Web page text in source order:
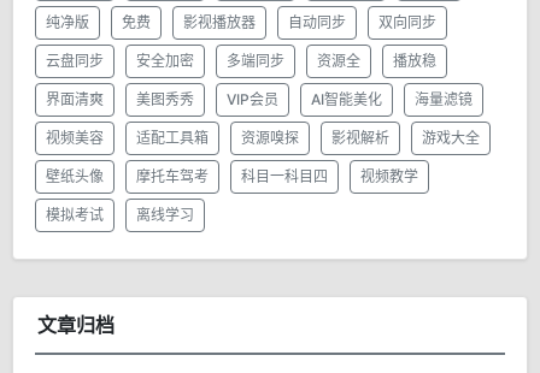
纯净版 免费 影视播放器 自动同步 双向同步
云盘同步 安全加密 多端同步 资源全 播放稳
界面清爽 美图秀秀 VIP会员 AI智能美化 海量滤镜
视频美容 适配工具箱 资源嗅探 影视解析 游戏大全
壁纸头像 摩托车驾考 科目一科目四 视频教学
模拟考试 离线学习
文章归档